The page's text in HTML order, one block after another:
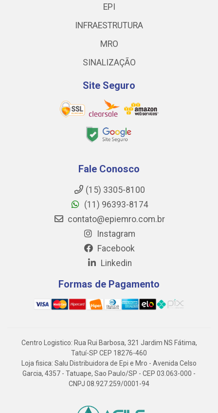
EPI
INFRAESTRUTURA
MRO
SINALIZAÇÃO
Site Seguro
Fale Conosco
(15) 3305-8100
(11) 96393-8174
contato@epiemro.com.br
Instagram
Facebook
Linkedin
Formas de Pagamento
Centro Logistico: Rua Rui Barbosa, 321 Jardim NS Fátima,
Tatuí-SP CEP 18276-460
Loja fisica: Salu Distribuidora de Epi e Mro - Avenida Celso
Garcia, 4357 - Tatuape, Sao Paulo/SP - CEP 03.063-000 -
CNPJ 08.927.259/0001-94